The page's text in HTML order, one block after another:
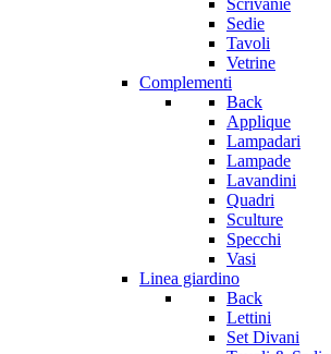
Scrivanie
Sedie
Tavoli
Vetrine
Complementi
Back
Applique
Lampadari
Lampade
Lavandini
Quadri
Sculture
Specchi
Vasi
Linea giardino
Back
Lettini
Set Divani